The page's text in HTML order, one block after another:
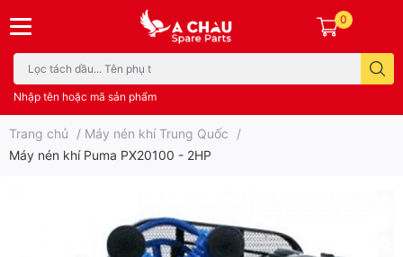
Nhập tên hoặc mã sản phẩm
0
Trang chủ / Máy nén khí Trung Quốc
/
Máy nén khí Puma PX20100 - 2HP